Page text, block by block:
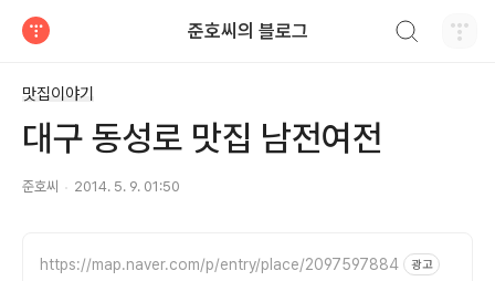
준호씨의 블로그
맛집이야기
대구 동성로 맛집 남전여전
준호씨 2014. 5. 9. 01:50
https://map.naver.com/p/entry/place/2097597884 광고